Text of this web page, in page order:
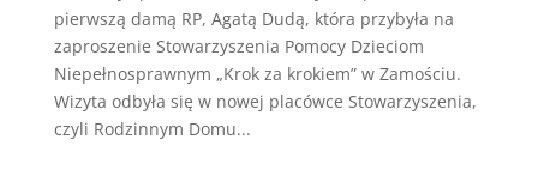
pierwszą damą RP, Agatą Dudą, która przybyła na
zaproszenie Stowarzyszenia Pomocy Dzieciom
Niepełnosprawnym „Krok za krokiem” w Zamościu.
Wizyta odbyła się w nowej placówce Stowarzyszenia,
czyli Rodzinnym Domu...